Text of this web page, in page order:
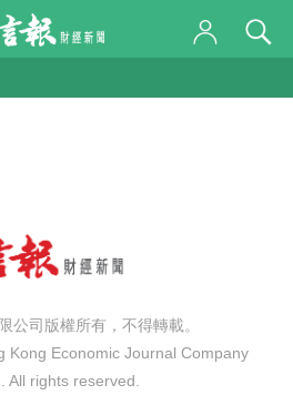
公司版權所有，不得轉載。
Kong Economic Journal Company
All rights reserved.